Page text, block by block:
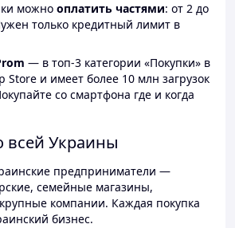
можно оплатить частями: от 2 до
только кредитный лимит в
— в топ-3 категории «Покупки» в
Store и имеет более 10 млн загрузок
со смартфона где и когда
всей Украины
предприниматели —
семейные магазины,
компании. Каждая покупка
бизнес.